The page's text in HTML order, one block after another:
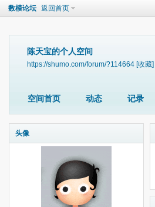
数模论坛 返回首页
陈天宝的个人空间
https://shumo.com/forum/?114664 [收藏]
空间首页 动态 记录
头像